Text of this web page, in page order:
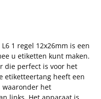
1 regel 12x26mm is een
u etiketten kunt maken.
die perfect is voor het
etiketteertang heeft een
waaronder het